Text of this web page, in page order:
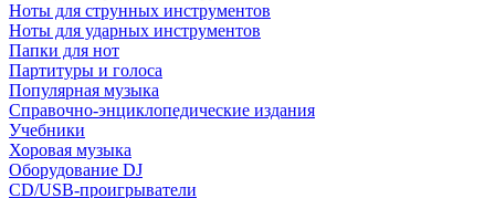
Ноты для струнных инструментов
Ноты для ударных инструментов
Папки для нот
Партитуры и голоса
Популярная музыка
Справочно-энциклопедические издания
Учебники
Хоровая музыка
Оборудование DJ
CD/USB-проигрыватели